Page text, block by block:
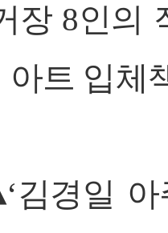
장 8인의
아트 입체
김경일